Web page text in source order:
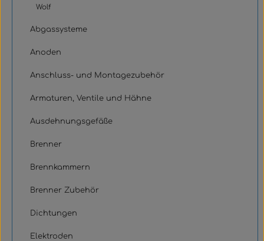
Wolf
Abgassysteme
Anoden
Anschluss- und Montagezubehör
Armaturen, Ventile und Hähne
Ausdehnungsgefäße
Brenner
Brennkammern
Brenner Zubehör
Dichtungen
Elektroden